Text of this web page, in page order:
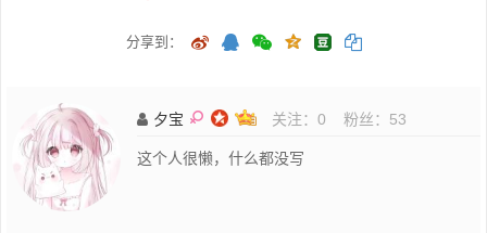
分享到：
夕宝 关注： 0 粉丝： 53
这个人很懒，什么都没写